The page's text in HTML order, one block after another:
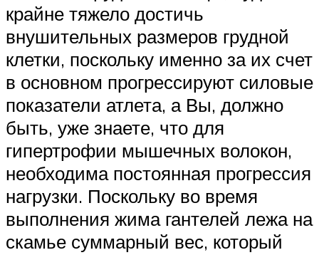
крайне тяжело достичь
внушительных размеров грудной
клетки, поскольку именно за их счет
в основном прогрессируют силовые
показатели атлета, а Вы, должно
быть, уже знаете, что для
гипертрофии мышечных волокон,
необходима постоянная прогрессия
нагрузки. Поскольку во время
выполнения жима гантелей лежа на
скамье суммарный вес, который